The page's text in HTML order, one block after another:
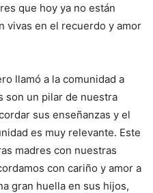
que hoy ya no están
vivas en el recuerdo y amor
llamó a la comunidad a
son un pilar de nuestra
sus enseñanzas y el
es muy relevante. Este
madres con nuestras
con cariño y amor a
gran huella en sus hijos,